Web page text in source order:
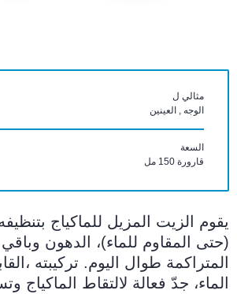
مثالي ل
الوجه , العينين
السعة
قارورة 150 مل
يقوم الزيت المزيل للماكياج
(حتى المقاوم للماء)، الدهون
المتراكمة طوال اليوم. تركيبته
الماء، جدّ فعالة لالتقاط الماكياج